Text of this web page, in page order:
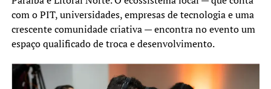
com o PIT, universidades, empresas de tecnologia e uma
crescente comunidade criativa — encontra no evento um
espaço qualificado de troca e desenvolvimento.